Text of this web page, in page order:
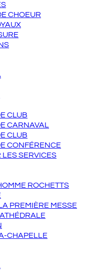
CHOEUR
CLUB
CARNAVAL
CLUB
CONFÉRENCE
LES SERVICES
ROCHETTS
PREMIÈRE MESSE
CHAPELLE